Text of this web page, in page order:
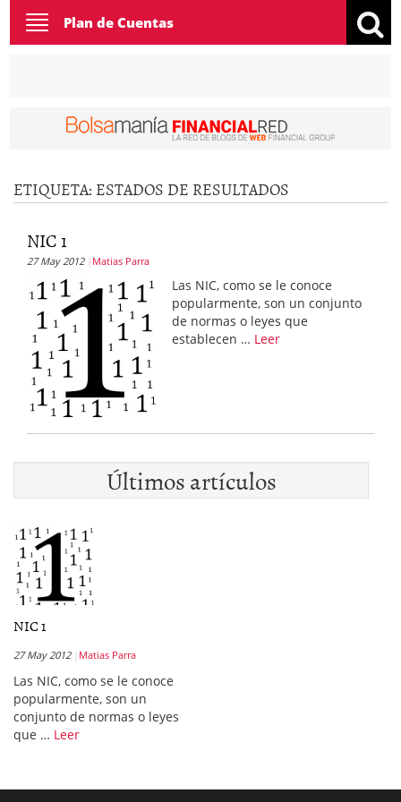
Toggle
navigation
Plan de Cuentas
ETIQUETA: ESTADOS DE RESULTADOS
NIC 1
27 May 2012 Matias Parra
Las NIC, como se le conoce
popularmente, son un conjunto
de normas o leyes que
establecen … Leer
Últimos artículos
NIC 1
27 May 2012 Matias Parra
Las NIC, como se le conoce
popularmente, son un
conjunto de normas o leyes
que … Leer